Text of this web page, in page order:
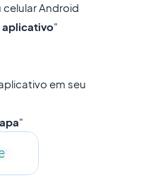
celular Android
aplicativo"
em seu
"